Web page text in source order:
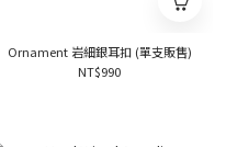
Ornament 岩細銀耳扣 (單支販售)
NT$990